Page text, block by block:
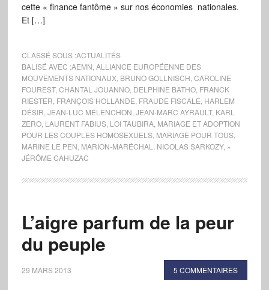
cette « finance fantôme » sur nos économies nationales.
Et […]
CLASSÉ SOUS :ACTUALITÉS
BALISÉ AVEC :AEMN ALLIANCE EUROPÉENNE DES
MOUVEMENTS NATIONAUX, BRUNO GOLLNISCH CAROLINE
FOUREST, CHANTAL JOUANNO, DELPHINE BATHO, FRANCK
RIESTER FRANÇOIS HOLLANDE FRAUDE FISCALE HARLEM
DÉSIR JEAN-LUC MÉLENCHON JEAN-MARC AYRAULT, KARL
ZERO, LAURENT FABIUS, LOI TAUBIRA, MARIAGE ET ADOPTION
POUR LES COUPLES HOMOSEXUELS, MARIAGE POUR TOUS,
MARINE LE PEN MARION-MARÉCHAL NICOLAS SARKOZY, »
JÉRÔME CAHUZAC
L’aigre parfum de la peur
du peuple
29 MARS 2013 5 COMMENTAIRES